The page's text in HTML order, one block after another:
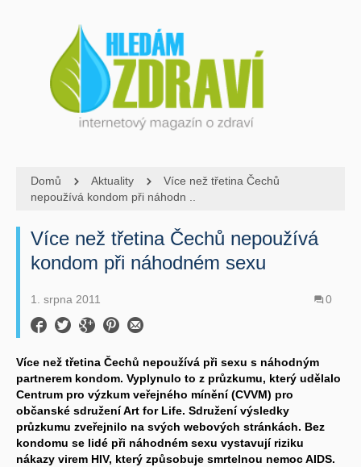
Domů Aktuality
Více než třetina Čechů
nepoužívá kondom při náhodn ..
Více než třetina Čechů nepoužívá
kondom při náhodném sexu
1. srpna 2011 0
Více než třetina Čechů nepoužívá při sexu s náhodným
partnerem kondom. Vyplynulo to z průzkumu, který udělalo
Centrum pro výzkum veřejného mínění (CVVM) pro
občanské sdružení Art for Life. Sdružení výsledky
průzkumu zveřejnilo na svých webových stránkách. Bez
kondomu se lidé při náhodném sexu vystavují riziku
nákazy virem HIV, který způsobuje smrtelnou nemoc AIDS.